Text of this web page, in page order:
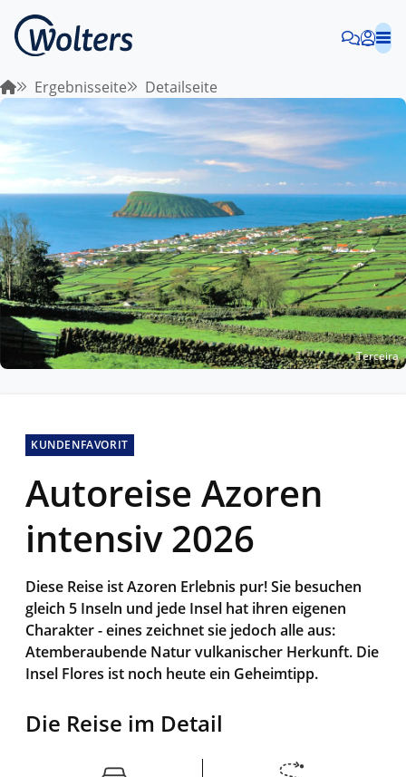
Ergebnisseite Detailseite
Terceira
KUNDENFAVORIT
Autoreise Azoren
intensiv 2026
Diese Reise ist Azoren Erlebnis pur! Sie besuchen
gleich 5 Inseln und jede Insel hat ihren eigenen
Charakter - eines zeichnet sie jedoch alle aus:
Atemberaubende Natur vulkanischer Herkunft. Die
Insel Flores ist noch heute ein Geheimtipp.
Die Reise im Detail